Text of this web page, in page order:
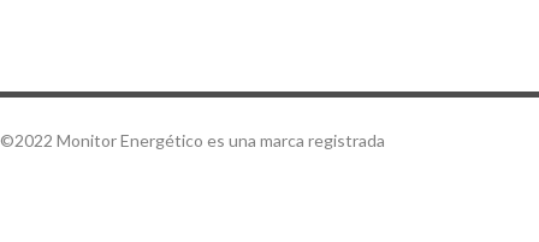
©2022 Monitor Energético es una marca registrada